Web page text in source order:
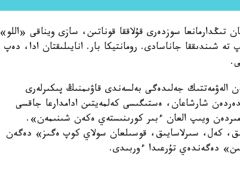
تىڭدارمانعا سوزدەرى قۇلاققا قوناتىن، سازى ويناقى «اللو»
شىندىققا جاناسادى. رومانتيكا بار. انايىلىقتان ادا، دەپ
الەۋمەتتىك جەلىدەگى بەلسەندى قاۋىمنىڭ پىكىرلەرى
شارشاعان، ەستىگىسى كەلمەيتىن ادامدارعا جاقسى
ويىپ العان ءبىر كورىنىستەي ەكەن شىنىمەن».
كەل، سىرلاسايىق، قوسىلعان سولاي كوپ ەگىز» دەگەن
دەگەندەي تۇرعىدا ءوربىدى.